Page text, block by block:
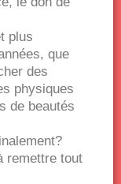
plus
que
des
physiques
de beautés
remettre tout